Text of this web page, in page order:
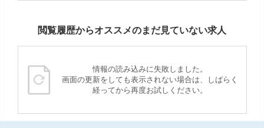
閲覧履歴からオススメのまだ見ていない求人
情報の読み込みに失敗しました。
画面の更新をしても表示されない場合は、しばらく
経ってから再度お試しください。